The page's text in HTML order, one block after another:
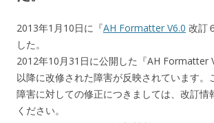
2013年1月10日に『AH Formatter V6.0 改訂
した。
2012年10月31日に公開した『AH Formatter
以降に改修された障害が反映されています。
障害に対しての修正につきましては、改訂情
ください。